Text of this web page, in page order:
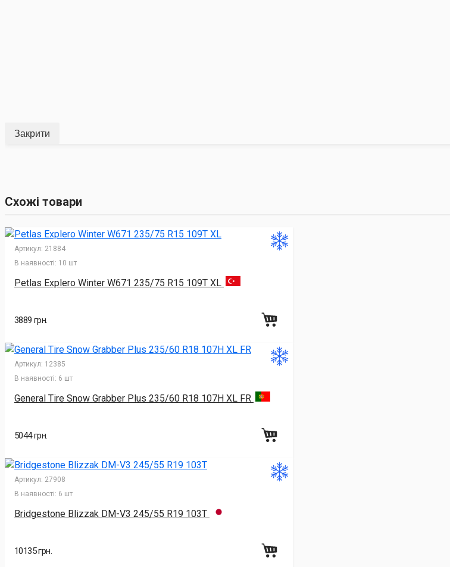
Закрити
Схожі товари
Артикул: 21884
В наявності: 10 шт
Petlas Explero Winter W671 235/75 R15 109T XL
3889 грн.
Артикул: 12385
В наявності: 6 шт
General Tire Snow Grabber Plus 235/60 R18 107H XL FR
5044 грн.
Артикул: 27908
В наявності: 6 шт
Bridgestone Blizzak DM-V3 245/55 R19 103T
10135 грн.